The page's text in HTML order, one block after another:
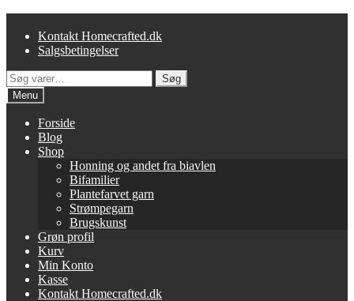
Kontakt Homecrafted.dk
Salgsbetingelser
Søg
efter:
Søg
Menu
Forside
Blog
Shop
Honning og andet fra biavlen
Bifamilier
Plantefarvet garn
Strømpegarn
Brugskunst
Grøn profil
Kurv
Min Konto
Kasse
Kontakt Homecrafted.dk